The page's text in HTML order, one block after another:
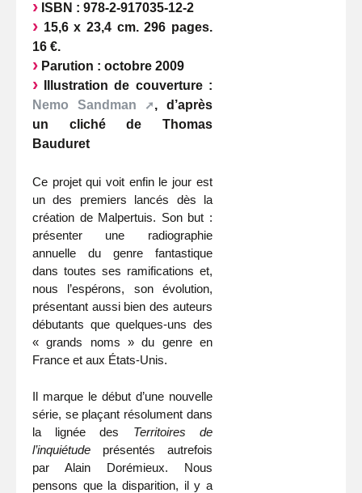
ISBN : 978-2-917035-12-2
15,6 x 23,4 cm. 296 pages.
16 €.
Parution : octobre 2009
Illustration de couverture :
Nemo Sandman
, d’après
un cliché de Thomas
Bauduret
Ce projet qui voit enfin le jour est
un des premiers lancés dès la
création de Malpertuis. Son but :
présenter une radiographie
annuelle du genre fantastique
dans toutes ses ramifications et,
nous l’espérons, son évolution,
présentant aussi bien des auteurs
débutants que quelques-uns des
« grands noms » du genre en
France et aux États-Unis.
Il marque le début d’une nouvelle
série, se plaçant résolument dans
la lignée des Territoires de
l’inquiétude présentés autrefois
par Alain Dorémieux. Nous
pensons que la disparition, il y a